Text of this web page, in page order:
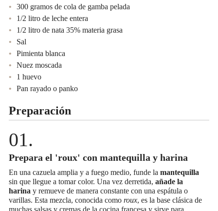
300 gramos de cola de gamba pelada
1/2 litro de leche entera
1/2 litro de nata 35% materia grasa
Sal
Pimienta blanca
Nuez moscada
1 huevo
Pan rayado o panko
Preparación
Prepara el 'roux' con mantequilla y harina
En una cazuela amplia y a fuego medio, funde la mantequilla
sin que llegue a tomar color. Una vez derretida, añade la
harina y remueve de manera constante con una espátula o
varillas. Esta mezcla, conocida como roux, es la base clásica de